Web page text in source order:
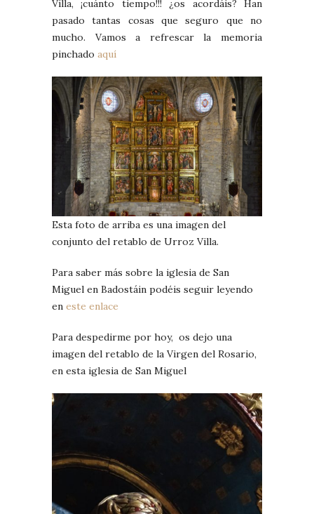
Villa, ¡cuánto tiempo!!! ¿os acordáis? Han
pasado tantas cosas que seguro que no
mucho. Vamos a refrescar la memoria
pinchado aquí
Esta foto de arriba es una imagen del
conjunto del retablo de Urroz Villa.
Para saber más sobre la iglesia de San
Miguel en Badostáin podéis seguir leyendo
en este enlace
Para despedirme por hoy, os dejo una
imagen del retablo de la Virgen del Rosario,
en esta iglesia de San Miguel